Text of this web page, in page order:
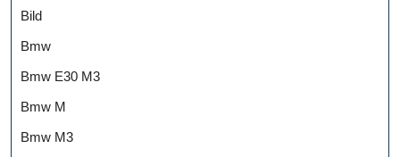
Bild
Bmw
Bmw E30 M3
Bmw M
Bmw M3